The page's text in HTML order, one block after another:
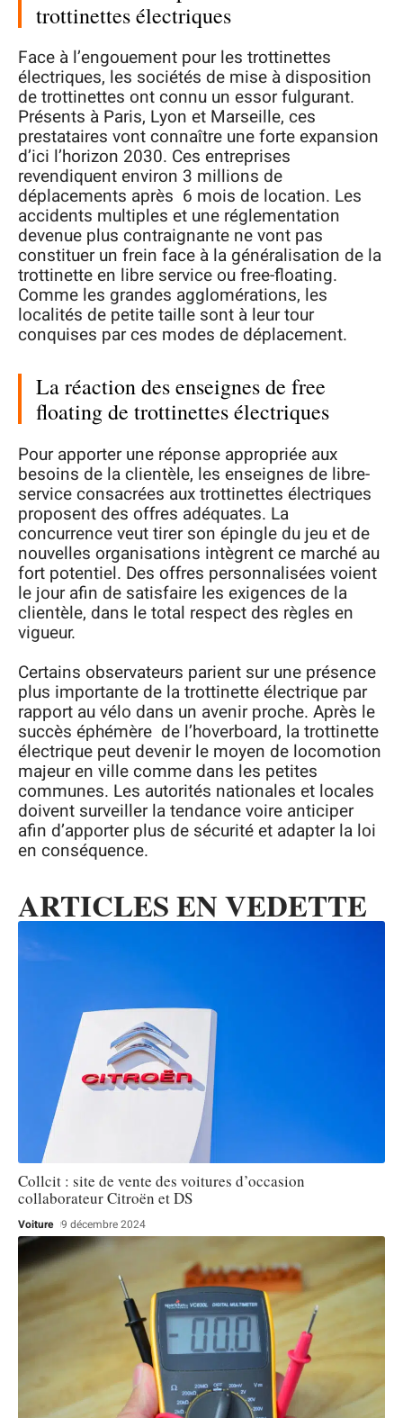
trottinettes électriques
Face à l’engouement pour les trottinettes
électriques, les sociétés de mise à disposition
de trottinettes ont connu un essor fulgurant.
Présents à Paris, Lyon et Marseille, ces
prestataires vont connaître une forte expansion
d’ici l’horizon 2030. Ces entreprises
revendiquent environ 3 millions de
déplacements après 6 mois de location. Les
accidents multiples et une réglementation
devenue plus contraignante ne vont pas
constituer un frein face à la généralisation de la
trottinette en libre service ou free-floating.
Comme les grandes agglomérations, les
localités de petite taille sont à leur tour
conquises par ces modes de déplacement.
La réaction des enseignes de free
floating de trottinettes électriques
Pour apporter une réponse appropriée aux
besoins de la clientèle, les enseignes de libre-
service consacrées aux trottinettes électriques
proposent des offres adéquates. La
concurrence veut tirer son épingle du jeu et de
nouvelles organisations intègrent ce marché au
fort potentiel. Des offres personnalisées voient
le jour afin de satisfaire les exigences de la
clientèle, dans le total respect des règles en
vigueur.
Certains observateurs parient sur une présence
plus importante de la trottinette électrique par
rapport au vélo dans un avenir proche. Après le
succès éphémère de l’hoverboard, la trottinette
électrique peut devenir le moyen de locomotion
majeur en ville comme dans les petites
communes. Les autorités nationales et locales
doivent surveiller la tendance voire anticiper
afin d’apporter plus de sécurité et adapter la loi
en conséquence.
ARTICLES EN VEDETTE
Collcit : site de vente des voitures d’occasion
collaborateur Citroën et DS
Voiture 9 décembre 2024